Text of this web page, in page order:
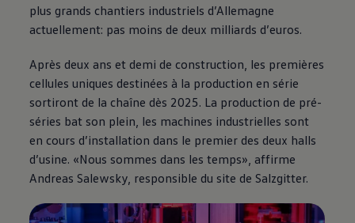
plus grands chantiers industriels d’Allemagne
actuellement: pas moins de deux milliards d’euros.
Après deux ans et demi de construction, les premières
cellules uniques destinées à la production en série
sortiront de la chaîne dès 2025. La production de pré-
séries bat son plein, les machines industrielles sont
en cours d’installation dans le premier des deux halls
d’usine. «Nous sommes dans les temps», affirme
Andreas Salewsky, responsible du site de Salzgitter.